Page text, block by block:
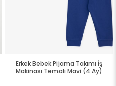
Erkek Bebek Pijama Takımı İş
Makinası Temalı Mavi (4 Ay)